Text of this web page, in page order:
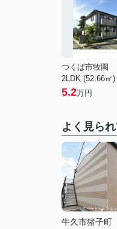
つくば市牧園
2LDK (52.66㎡)
5.2万円
よく見ら
牛久市猪子町